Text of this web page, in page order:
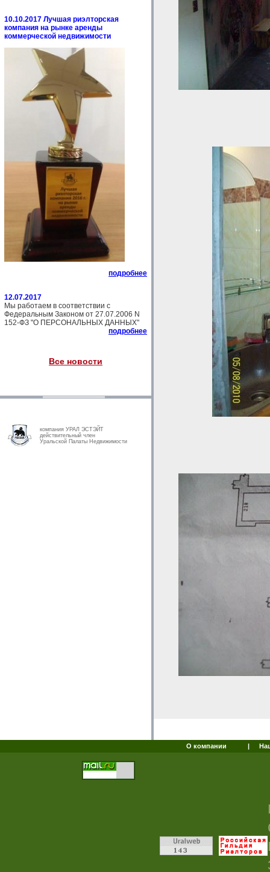
10.10.2017 Лучшая риэлторская
компания на рынке аренды
коммерческой недвижимости
подробнее
12.07.2017
Мы работаем в соответствии с
Федеральным Законом от 27.07.2006 N
152-ФЗ "О ПЕРСОНАЛЬНЫХ ДАННЫХ"
подробнее
Все новости
компания УРАЛ ЭСТЭЙТ
действительный член
Уральской Палаты Недвижимости
О компании |